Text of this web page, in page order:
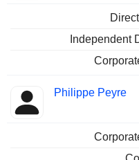
Independent
Philippe Peyre